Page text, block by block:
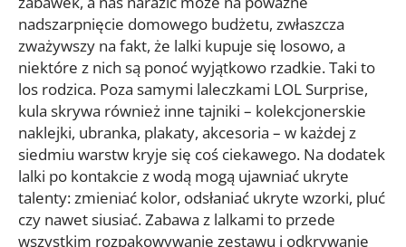
nadszarpnięcie domowego budżetu, zwłaszcza
zważywszy na fakt, że lalki kupuje się losowo, a
niektóre z nich są ponoć wyjątkowo rzadkie. Taki to
los rodzica. Poza samymi laleczkami LOL Surprise,
kula skrywa również inne tajniki – kolekcjonerskie
naklejki, ubranka, plakaty, akcesoria – w każdej z
siedmiu warstw kryje się coś ciekawego. Na dodatek
lalki po kontakcie z wodą mogą ujawniać ukryte
talenty: zmieniać kolor, odsłaniać ukryte wzorki, pluć
czy nawet siusiać. Zabawa z lalkami to przede
wszystkim rozpakowywanie zestawu i odkrywanie